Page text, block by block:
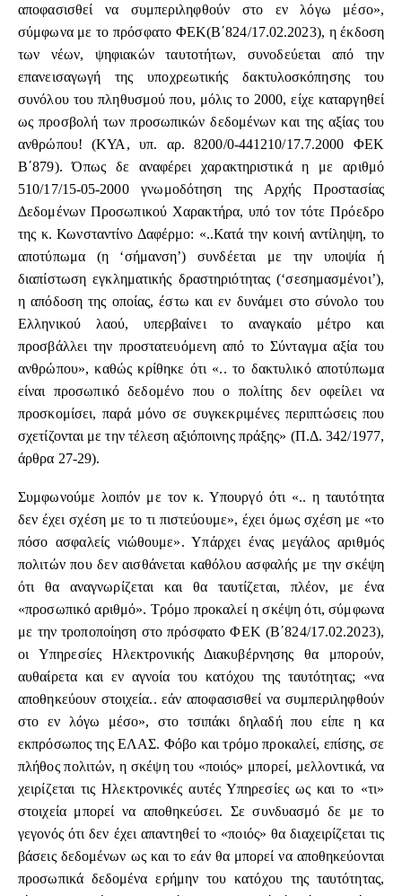
αποφασισθεί να συμπεριληφθούν στο εν λόγω μέσο»,
σύμφωνα με το πρόσφατο ΦΕΚ(Β΄824/17.02.2023), η έκδοση
των νέων, ψηφιακών ταυτοτήτων, συνοδεύεται από την
επανεισαγωγή της υποχρεωτικής δακτυλοσκόπησης του
συνόλου του πληθυσμού που, μόλις το 2000, είχε καταργηθεί
ως προσβολή των προσωπικών δεδομένων και της αξίας του
ανθρώπου! (ΚΥΑ, υπ. αρ. 8200/0-441210/17.7.2000 ΦΕΚ
Β΄879). Όπως δε αναφέρει χαρακτηριστικά η με αριθμό
510/17/15-05-2000 γνωμοδότηση της Αρχής Προστασίας
Δεδομένων Προσωπικού Χαρακτήρα, υπό τον τότε Πρόεδρο
της κ. Κωνσταντίνο Δαφέρμο: «..Κατά την κοινή αντίληψη, το
αποτύπωμα (η ‘σήμανση’) συνδέεται με την υποψία ή
διαπίστωση εγκληματικής δραστηριότητας (‘σεσημασμένοι’),
η απόδοση της οποίας, έστω και εν δυνάμει στο σύνολο του
Ελληνικού λαού, υπερβαίνει το αναγκαίο μέτρο και
προσβάλλει την προστατευόμενη από το Σύνταγμα αξία του
ανθρώπου», καθώς κρίθηκε ότι «.. το δακτυλικό αποτύπωμα
είναι προσωπικό δεδομένο που ο πολίτης δεν οφείλει να
προσκομίσει, παρά μόνο σε συγκεκριμένες περιπτώσεις που
σχετίζονται με την τέλεση αξιόποινης πράξης» (Π.Δ. 342/1977,
άρθρα 27-29).
Συμφωνούμε λοιπόν με τον κ. Υπουργό ότι «.. η ταυτότητα
δεν έχει σχέση με το τι πιστεύουμε», έχει όμως σχέση με «το
πόσο ασφαλείς νιώθουμε». Υπάρχει ένας μεγάλος αριθμός
πολιτών που δεν αισθάνεται καθόλου ασφαλής με την σκέψη
ότι θα αναγνωρίζεται και θα ταυτίζεται, πλέον, με ένα
«προσωπικό αριθμό». Τρόμο προκαλεί η σκέψη ότι, σύμφωνα
με την τροποποίηση στο πρόσφατο ΦΕΚ (Β΄824/17.02.2023),
οι Υπηρεσίες Ηλεκτρονικής Διακυβέρνησης θα μπορούν,
αυθαίρετα και εν αγνοία του κατόχου της ταυτότητας; «να
αποθηκεύουν στοιχεία.. εάν αποφασισθεί να συμπεριληφθούν
στο εν λόγω μέσο», στο τσιπάκι δηλαδή που είπε η κα
εκπρόσωπος της ΕΛΑΣ. Φόβο και τρόμο προκαλεί, επίσης, σε
πλήθος πολιτών, η σκέψη του «ποιός» μπορεί, μελλοντικά, να
χειρίζεται τις Ηλεκτρονικές αυτές Υπηρεσίες ως και το «τι»
στοιχεία μπορεί να αποθηκεύσει. Σε συνδυασμό δε με το
γεγονός ότι δεν έχει απαντηθεί το «ποιός» θα διαχειρίζεται τις
βάσεις δεδομένων ως και το εάν θα μπορεί να αποθηκεύονται
προσωπικά δεδομένα ερήμην του κατόχου της ταυτότητας,